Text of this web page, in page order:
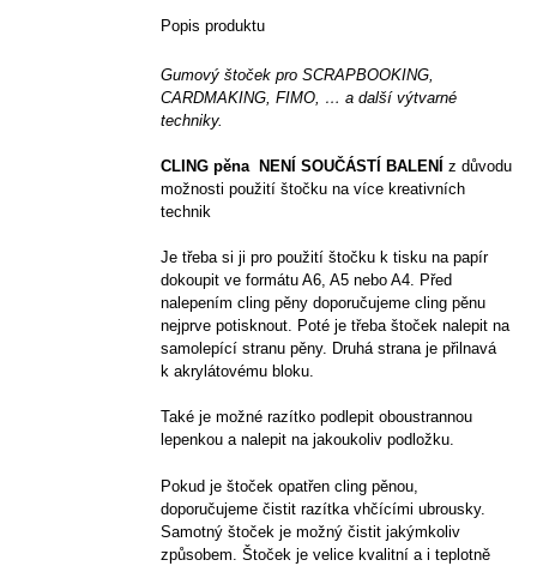
Popis produktu
Gumový štoček pro SCRAPBOOKING,
CARDMAKING, FIMO, … a další výtvarné
techniky.
CLING pěna NENÍ SOUČÁSTÍ BALENÍ
z důvodu
možnosti použití štočku na více kreativních
technik
Je třeba si ji pro použití štočku k tisku na papír
dokoupit ve formátu A6, A5 nebo A4. Před
nalepením cling pěny doporučujeme cling pěnu
nejprve potisknout. Poté je třeba štoček nalepit na
samolepící stranu pěny. Druhá strana je přilnavá
k akrylátovému bloku.
Také je možné razítko podlepit oboustrannou
lepenkou a nalepit na jakoukoliv podložku.
Pokud je štoček opatřen cling pěnou,
doporučujeme čistit razítka vhčícími ubrousky.
Samotný štoček je možný čistit jakýmkoliv
způsobem. Štoček je velice kvalitní a i teplotně